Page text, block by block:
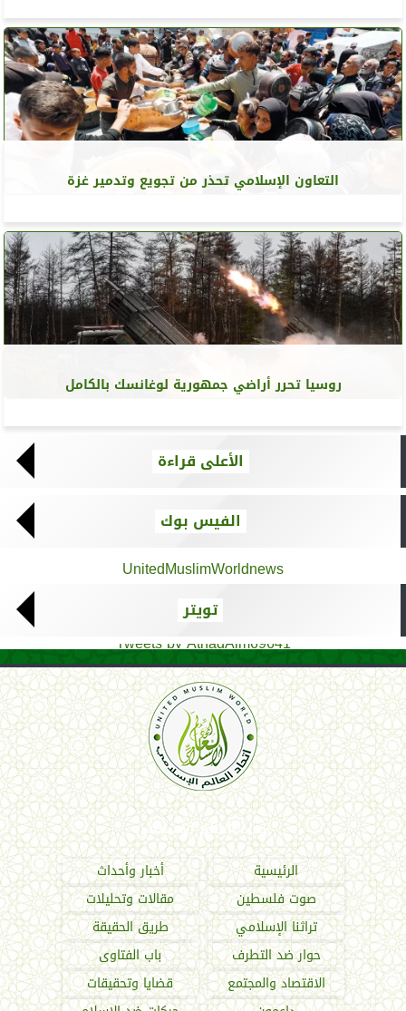
التعاون الإسلامي تحذر من تجويع وتدمير غزة
روسيا تحرر أراضي جمهورية لوغانسك بالكامل
الأعلى قراءة
الفيس بوك
UnitedMuslimWorldnews
تويتر
Tweets by AthadAlm69641
اتحاد العالم الإسلامي
الرئيسية
أخبار وأحداث
صوت فلسطين
مقالات وتحليلات
تراثنا الإسلامي
طريق الحقيقة
حوار ضد التطرف
باب الفتاوى
الاقتصاد والمجتمع
قضايا وتحقيقات